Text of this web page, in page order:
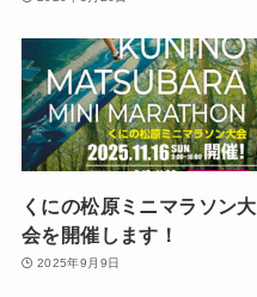
くにの松原ミニマラソン大
会を開催します！
2025年9月9日